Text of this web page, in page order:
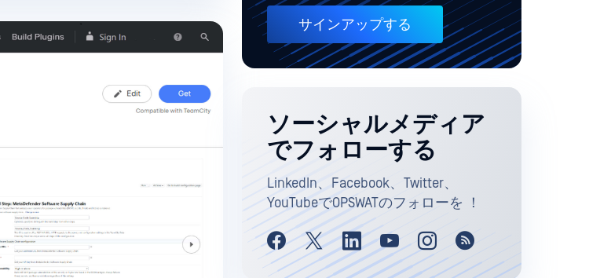
サインアップする
ソーシャルメディア
でフォローする
LinkedIn、Facebook、Twitter、
YouTubeでOPSWATのフォローを ！